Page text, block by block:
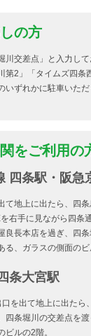
の方
川交差点」と入力して
第2」「タイムズ四条
いずれかに駐車いただ
をご利用の
四条駅・阪急
て地上に出たら、四
右手に見ながら四条
良長本店を過ぎ、四
る、ガラスの側面のビ
条大宮駅
を出て地上に出たら
四条堀川の交差点を
ビルの2階。